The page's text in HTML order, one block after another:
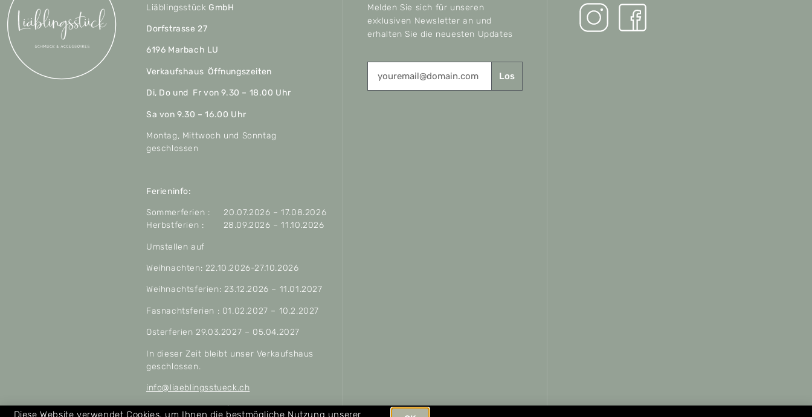
Liäblingsstück GmbH
Dorfstrasse 27
6196 Marbach LU
Verkaufshaus Öffnungszeiten
Di, Do und Fr von 9.30 – 18.00 Uhr
Sa von 9.30 – 16.00 Uhr
Montag, Mittwoch und Sonntag
geschlossen
Ferieninfo:
Sommerferien : 20.07.2026 – 17.08.2026
Herbstferien : 28.09.2026 – 11.10.2026
Umstellen auf
Weihnachten: 22.10.2026-27.10.2026
Weihnachtsferien: 23.12.2026 – 11.01.2027
Fasnachtsferien : 01.02.2027 – 10.2.2027
Osterferien 29.03.2027 – 05.04.2027
In dieser Zeit bleibt unser Verkaufshaus
geschlossen.
info@liaeblingsstueck.ch
Allgemeine Geschäftsbedingungen
Melden Sie sich für unseren
exklusiven Newsletter an und
erhalten Sie die neuesten Updates
Los
Diese Website verwendet Cookies, um Ihnen die bestmögliche Nutzung unserer